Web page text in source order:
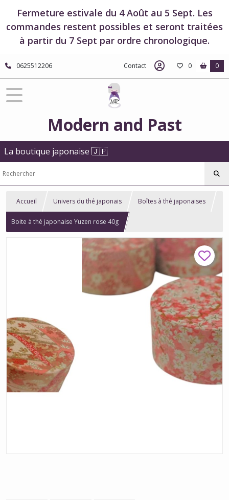
Fermeture estivale du 4 Août au 5 Sept. Les
commandes restent possibles et seront traitées
à partir du 7 Sept par ordre chronologique.
0625512206 Contact 0 0
Modern and Past
La boutique japonaise 🇯🇵
Accueil Univers du thé japonais Boîtes à thé japonaises
Boite à thé japonaise Yuzen rose 40g